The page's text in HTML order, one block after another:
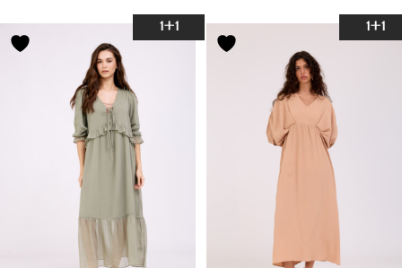
בחר אפשרויות
1+1
1+1